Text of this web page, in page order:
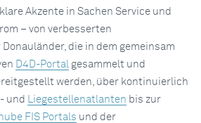
Akzente in Sachen Service und
– von verbesserten
die in dem gemeinsam
D4D-Portal gesammelt und
werden, über kontinuierlich
- und Liegestellenatlanten bis zur
FIS Portals und der